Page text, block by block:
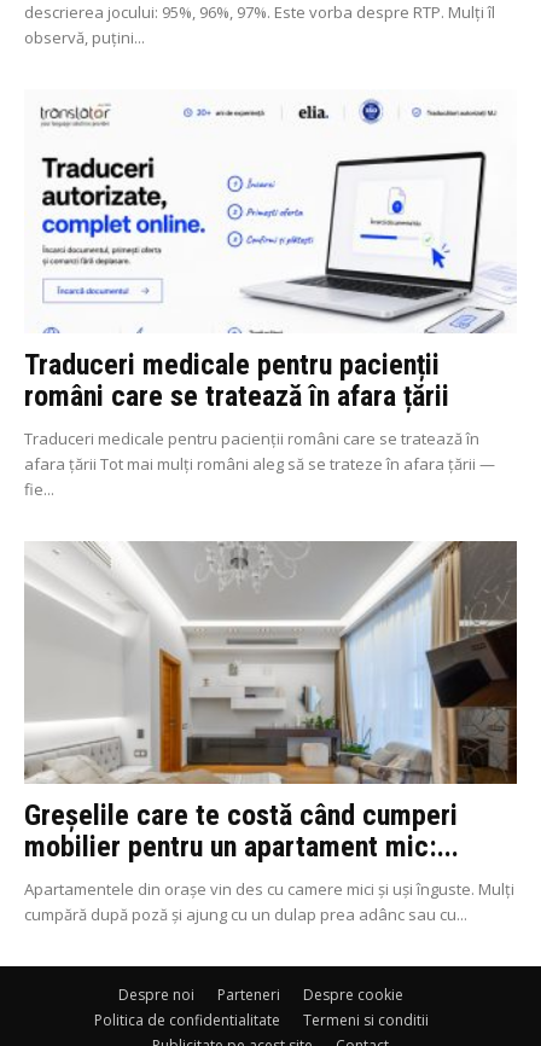
descrierea jocului: 95%, 96%, 97%. Este vorba despre RTP. Mulți îl
observă, puțini...
Traduceri medicale pentru pacienții
români care se tratează în afara țării
Traduceri medicale pentru pacienții români care se tratează în
afara țării Tot mai mulți români aleg să se trateze în afara țării —
fie...
Greșelile care te costă când cumperi
mobilier pentru un apartament mic:...
Apartamentele din orașe vin des cu camere mici și uși înguste. Mulți
cumpără după poză și ajung cu un dulap prea adânc sau cu...
Despre noi Parteneri
Despre cookie
Politica de confidentialitate
Termeni si conditii